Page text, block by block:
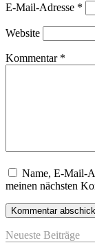
E-Mail-Adresse *
Website
Kommentar *
Name, E-Mail-
meinen nächsten
Neueste Beiträge